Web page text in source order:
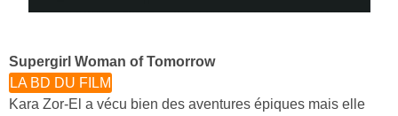
Supergirl Woman of Tomorrow
LA BD DU FILM
Kara Zor-El a vécu bien des aventures épiques mais elle